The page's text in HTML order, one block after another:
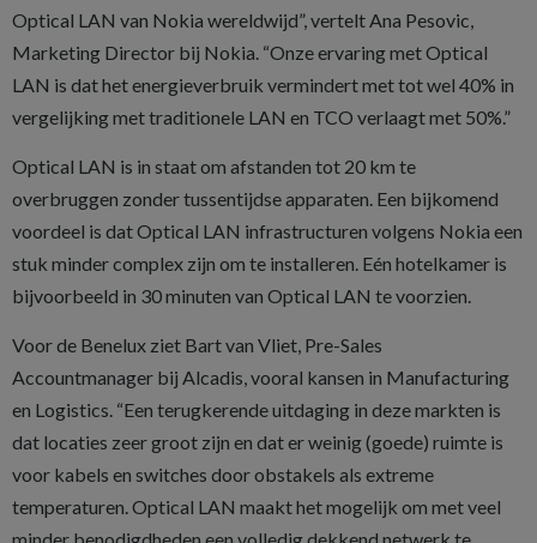
Optical LAN van Nokia wereldwijd”, vertelt Ana Pesovic,
Marketing Director bij Nokia. “Onze ervaring met Optical
LAN is dat het energieverbruik vermindert met tot wel 40% in
vergelijking met traditionele LAN en TCO verlaagt met 50%.”
Optical LAN is in staat om afstanden tot 20 km te
overbruggen zonder tussentijdse apparaten. Een bijkomend
voordeel is dat Optical LAN infrastructuren volgens Nokia een
stuk minder complex zijn om te installeren. Eén hotelkamer is
bijvoorbeeld in 30 minuten van Optical LAN te voorzien.
Voor de Benelux ziet Bart van Vliet, Pre-Sales
Accountmanager bij Alcadis, vooral kansen in Manufacturing
en Logistics. “Een terugkerende uitdaging in deze markten is
dat locaties zeer groot zijn en dat er weinig (goede) ruimte is
voor kabels en switches door obstakels als extreme
temperaturen. Optical LAN maakt het mogelijk om met veel
minder benodigdheden een volledig dekkend netwerk te